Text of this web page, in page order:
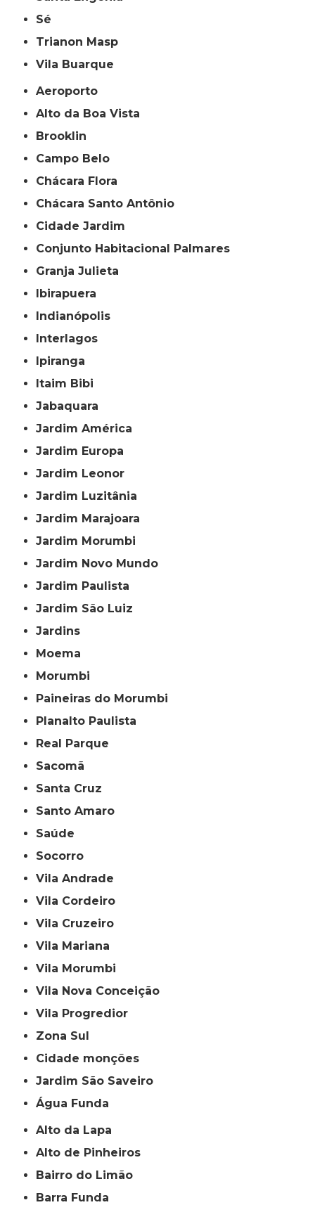
Sé
Trianon Masp
Vila Buarque
Aeroporto
Alto da Boa Vista
Brooklin
Campo Belo
Chácara Flora
Chácara Santo Antônio
Cidade Jardim
Conjunto Habitacional Palmares
Granja Julieta
Ibirapuera
Indianópolis
Interlagos
Ipiranga
Itaim Bibi
Jabaquara
Jardim América
Jardim Europa
Jardim Leonor
Jardim Luzitânia
Jardim Marajoara
Jardim Morumbi
Jardim Novo Mundo
Jardim Paulista
Jardim São Luiz
Jardins
Moema
Morumbi
Paineiras do Morumbi
Planalto Paulista
Real Parque
Sacomã
Santa Cruz
Santo Amaro
Saúde
Socorro
Vila Andrade
Vila Cordeiro
Vila Cruzeiro
Vila Mariana
Vila Morumbi
Vila Nova Conceição
Vila Progredior
Zona Sul
cidade monções
jardim São Saveiro
Água Funda
Alto da Lapa
Alto de Pinheiros
Bairro do Limão
Barra Funda